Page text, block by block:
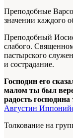
Преподобные
значении каждого
Преподобный
слабого.
пастырского
и сострадание.
Господин его
малом ты был
радость господина
Августин
Толкование на